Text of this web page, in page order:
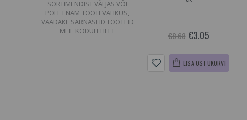
SORTIMENDIST VÄLJAS VÕI
POLE ENAM TOOTEVALIKUS,
VAADAKE SARNASEID TOOTEID
MEIE KODULEHELT
€8.68 €3.05
LISA OSTUKORVI